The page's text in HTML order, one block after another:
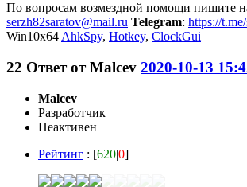
По вопросам возмездной помощи пишите
serzh82saratov@mail.ru Telegram: https://
Win10x64 AhkSpy, Hotkey, ClockGui
22 Ответ отMalcev 2020-10-13
Malcev
Разработчик
Неактивен
Рейтинг : [620|0]